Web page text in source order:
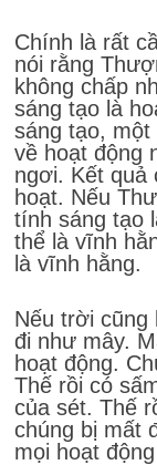
Chính là rất
nói rằng
không chấp
sáng tạo là
sáng tạo, một
về hoạt động
ngơi. Kết quả
hoạt. Nếu
tính sáng tạo
thể là vĩnh
là vĩnh hằng.
Nếu trời cũng
đi như mây.
hoạt động.
Thế rồi có
của sét. Thế
chúng bị mất
mọi hoạt